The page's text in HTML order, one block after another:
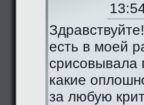
есть в моей
срисовывала
какие
за любую